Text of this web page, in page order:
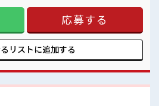
通勤できる！
り！
☆
！
るチャンス☆ 《うれしい手当あり》 続ける
てくる！ 生産協力金を支給しています！ 入
円』 さらに6カ月経過で『48,000円』
カンゲイ》 ブランクOK！ 受け入れ体制バ
しやすい！ ■職場の雰囲気 20代・
中★ 自動車・自転車・バイクで通勤でき
い物にも便利☆ さらに売店やロッカーも完
環境♪ #ryo
応募する
リストに追加する